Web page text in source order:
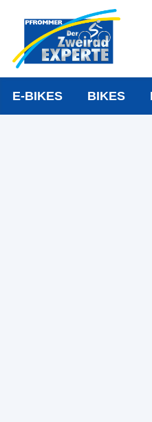
E-BIKES BIKES